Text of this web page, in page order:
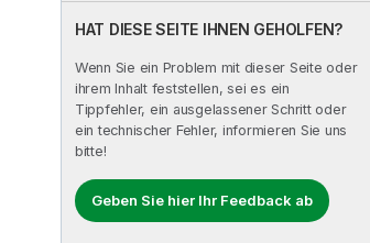
HAT DIESE SEITE IHNEN GEHOLFEN?
Wenn Sie ein Problem mit dieser Seite oder
ihrem Inhalt feststellen, sei es ein
Tippfehler, ein ausgelassener Schritt oder
ein technischer Fehler, informieren Sie uns
bitte!
Geben Sie hier Ihr Feedback ab